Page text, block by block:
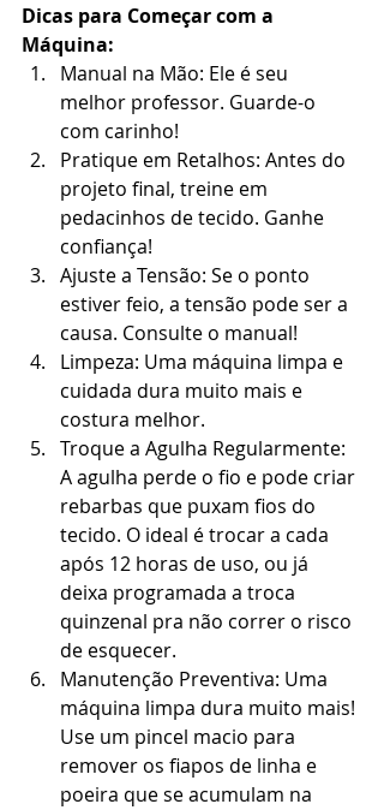
Dicas para Começar com a
Máquina:
Manual na Mão: Ele é seu
melhor professor. Guarde-o
com carinho!
Pratique em Retalhos: Antes do
projeto final, treine em
pedacinhos de tecido. Ganhe
confiança!
Ajuste a Tensão: Se o ponto
estiver feio, a tensão pode ser a
causa. Consulte o manual!
Limpeza: Uma máquina limpa e
cuidada dura muito mais e
costura melhor.
Troque a Agulha Regularmente:
A agulha perde o fio e pode criar
rebarbas que puxam fios do
tecido. O ideal é trocar a cada
após 12 horas de uso, ou já
deixa programada a troca
quinzenal pra não correr o risco
de esquecer.
Manutenção Preventiva: Uma
máquina limpa dura muito mais!
Use um pincel macio para
remover os fiapos de linha e
poeira que se acumulam na